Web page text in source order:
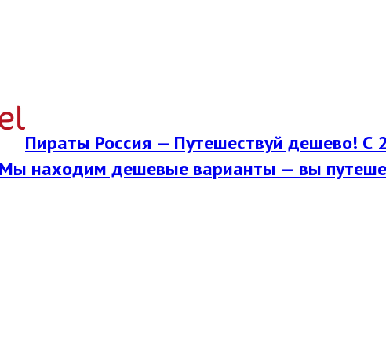
Пираты Россия — Путешествуй дешево! С
находим дешевые варианты — вы